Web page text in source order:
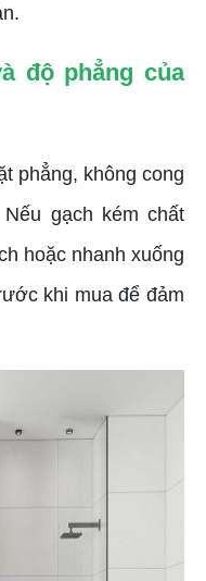
độ phẳng của
phẳng, không cong
gạch kém chất
hoặc nhanh xuống
khi mua để đảm